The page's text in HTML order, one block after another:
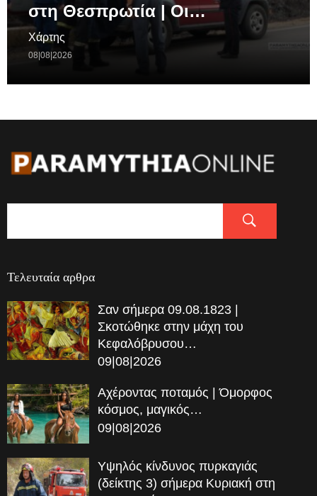
στη Θεσπρωτία | Οι…
Χάρτης
08|08|2026
Τελευταία αρθρα
Σαν σήμερα 09.08.1823 |
Σκοτώθηκε στην μάχη του
Κεφαλόβρυσου…
09|08|2026
Αχέροντας ποταμός | Όμορφος
κόσμος, μαγικός…
09|08|2026
Υψηλός κίνδυνος πυρκαγιάς
(δείκτης 3) σήμερα Κυριακή στη